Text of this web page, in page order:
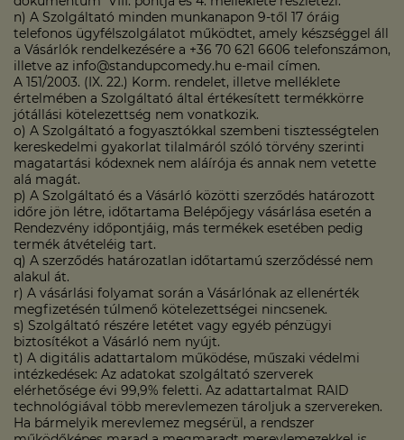
n) A Szolgáltató minden munkanapon 9-től 17 óráig
telefonos ügyfélszolgálatot működtet, amely készséggel áll
a Vásárlók rendelkezésére a +36 70 621 6606 telefonszámon,
illetve az info@standupcomedy.hu e-mail címen.
A 151/2003. (IX. 22.) Korm. rendelet, illetve melléklete
értelmében a Szolgáltató által értékesített termékkörre
jótállási kötelezettség nem vonatkozik.
o) A Szolgáltató a fogyasztókkal szembeni tisztességtelen
kereskedelmi gyakorlat tilalmáról szóló törvény szerinti
magatartási kódexnek nem aláírója és annak nem vetette
alá magát.
p) A Szolgáltató és a Vásárló közötti szerződés határozott
időre jön létre, időtartama Belépőjegy vásárlása esetén a
Rendezvény időpontjáig, más termékek esetében pedig
termék átvételéig tart.
q) A szerződés határozatlan időtartamú szerződéssé nem
alakul át.
r) A vásárlási folyamat során a Vásárlónak az ellenérték
megfizetésén túlmenő kötelezettségei nincsenek.
s) Szolgáltató részére letétet vagy egyéb pénzügyi
biztosítékot a Vásárló nem nyújt.
t) A digitális adattartalom működése, műszaki védelmi
intézkedések: Az adatokat szolgáltató szerverek
elérhetősége évi 99,9% feletti. Az adattartalmat RAID
technológiával több merevlemezen tároljuk a szervereken.
Ha bármelyik merevlemez megsérül, a rendszer